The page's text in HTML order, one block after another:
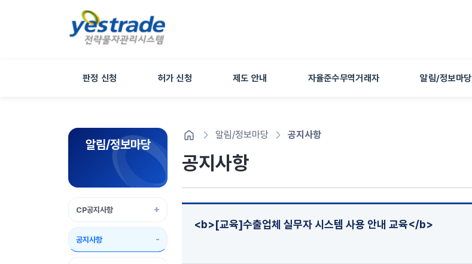
판정 신청 허가 신청 제도 안내 자율준수무역거래자 알림/정보마당
알림/정보마당
CP공지사항
공지사항
알림/정보마당 공지사항
공지사항
<b>[교육]수출업체 실무자 시스템 사용 안내 교육</b>